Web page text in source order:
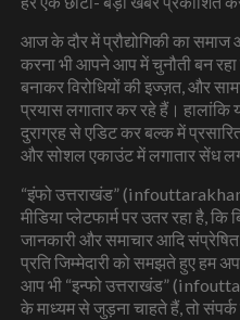
आज के दौर में प्रौद्योगिकी का
करना भी आपने आप में चुनौती बन
बनाकर विरोधियों की इज्ज़त, और
प्रयास लगातार कर रहे हैं। हालांकि
दुराग्रह से एडिट कर बल्क में
और सोशल एकाउंट में लगातार सेंध
“इंफो उत्तराखंड”
मीडिया प्लेटफार्म पर उतर रहा है,
जानकारी और समाचार आदि
प्रति जिम्मेदारी को समझते हुए हम
आप भी “इन्फो उत्तराखंड”
के माध्यम से जुड़ना चाहते हैं, तो